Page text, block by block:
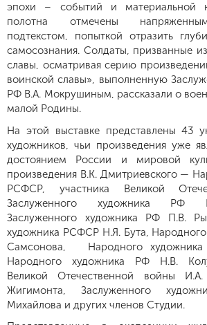
эпохи – событий и материальной
полотна отмечены
подтекстом, попыткой отразить
самосознания. Солдаты, призванные
славы, осматривая серию
воинской славы», выполненную
РФ В.А. Мокрушиным, рассказали о
малой Родины.
На этой выставке представлены 43
художников, чьи произведения уже
достоянием России и мировой
произведения В.К. Дмитриевского —
РСФСР, участника Великой
Заслуженного художника РФ
Заслуженного художника РФ П.В.
художника РСФСР Н.Я. Бута,
Самсонова, Народного художника
Народного художника РФ Н.В.
Великой Отечественной войны
Жигимонта, Заслуженного
Михайлова и других членов Студии.